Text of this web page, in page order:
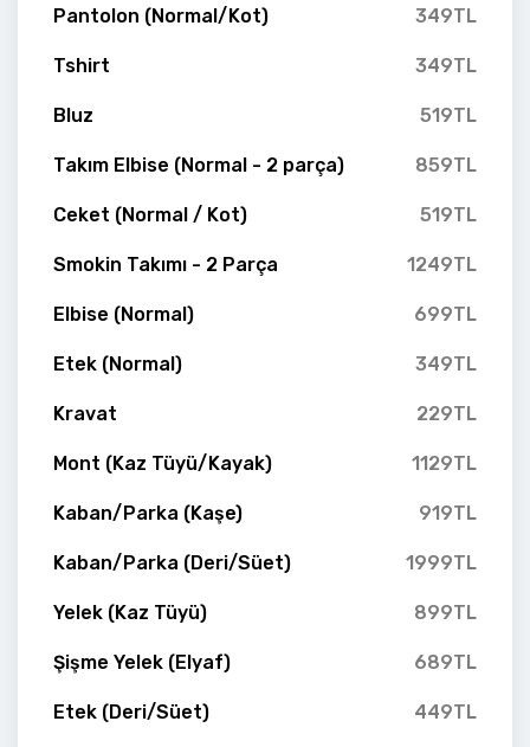
Pantolon (Normal/Kot) 349TL
Tshirt 349TL
Bluz 519TL
Takım Elbise (Normal - 2 parça) 859TL
Ceket (Normal / Kot) 519TL
Smokin Takımı - 2 Parça 1249TL
Elbise (Normal) 699TL
Etek (Normal) 349TL
Kravat 229TL
Mont (Kaz Tüyü/Kayak) 1129TL
Kaban/Parka (Kaşe) 919TL
Kaban/Parka (Deri/Süet) 1999TL
Yelek (Kaz Tüyü) 899TL
Şişme Yelek (Elyaf) 689TL
Etek (Deri/Süet) 449TL